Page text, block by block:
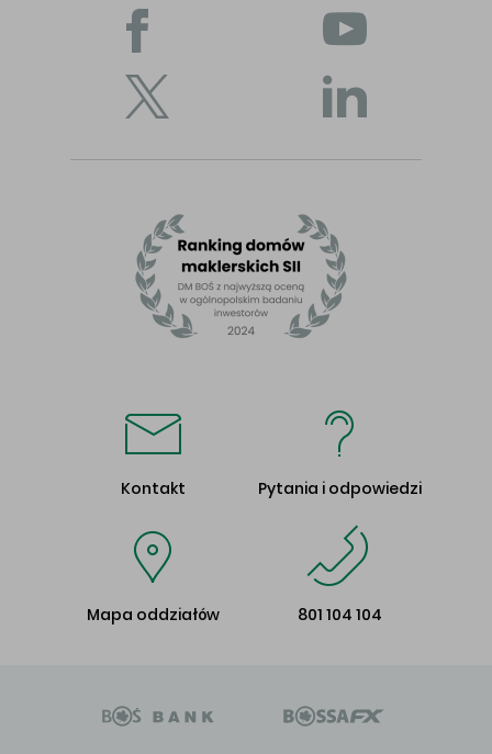
Kontakt Pytania i odpowiedzi
Mapa oddziałów 801 104 104